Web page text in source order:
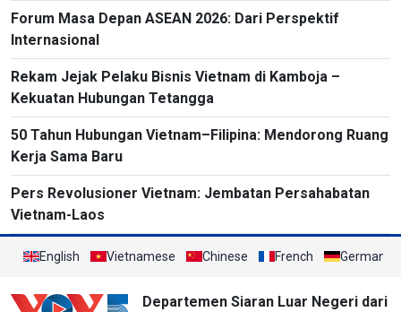
Forum Masa Depan ASEAN 2026: Dari Perspektif
Internasional
Rekam Jejak Pelaku Bisnis Vietnam di Kamboja –
Kekuatan Hubungan Tetangga
50 Tahun Hubungan Vietnam–Filipina: Mendorong Ruang
Kerja Sama Baru
Pers Revolusioner Vietnam: Jembatan Persahabatan
Vietnam-Laos
English Vietnamese Chinese French German
Departemen Siaran Luar Negeri dari